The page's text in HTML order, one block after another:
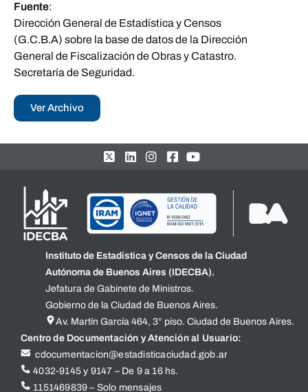
Fuente:
Dirección General de Estadística y Censos
(G.C.B.A) sobre la base de datos de la Dirección
General de Fiscalización de Obras y Catastro.
Secretaría de Seguridad.
Ver Archivo
Instituto de Estadística y Censos de la Ciudad
Autónoma de Buenos Aires (IDECBA).
Jefatura de Gabinete de Ministros.
Gobierno de la Ciudad de Buenos Aires.
Av. Martín García 464, 3° piso. Ciudad de Buenos Aires.
Centro de Documentación y Atención al Usuario:
cdocumentacion@estadisticaciudad.gob.ar
4032-9145 y 9147 – De 9 a 16 hs.
1151469839 – Solo mensajes